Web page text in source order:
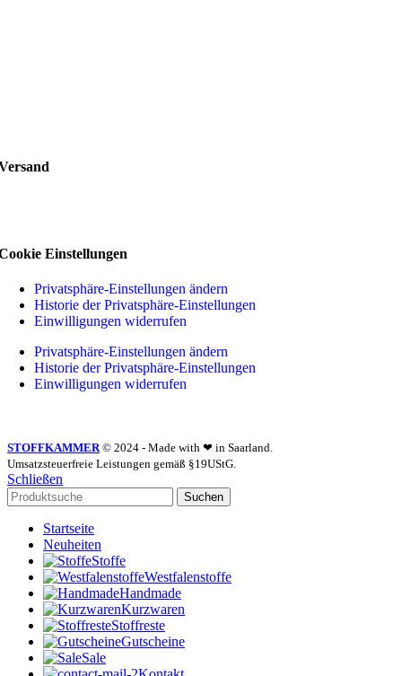
Einstellungen
Privatsphäre-Einstellungen ändern
Historie der Privatsphäre-Einstellungen
Einwilligungen widerrufen
Privatsphäre-Einstellungen ändern
Historie der Privatsphäre-Einstellungen
Einwilligungen widerrufen
STOFFKAMMER© 2024 - Made with ❤ in Saarland.
Umsatzsteuerfreie Leistungen gemäß §19UStG.
Schließen
Suchen
Startseite
Neuheiten
Stoffe
Westfalenstoffe
Handmade
Kurzwaren
Stoffreste
Gutscheine
Sale